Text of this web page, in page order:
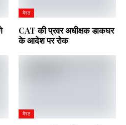
मेरठ
CAT की प्रवर अधीक्षक डाकघर
के आदेश पर रोक
मेरठ